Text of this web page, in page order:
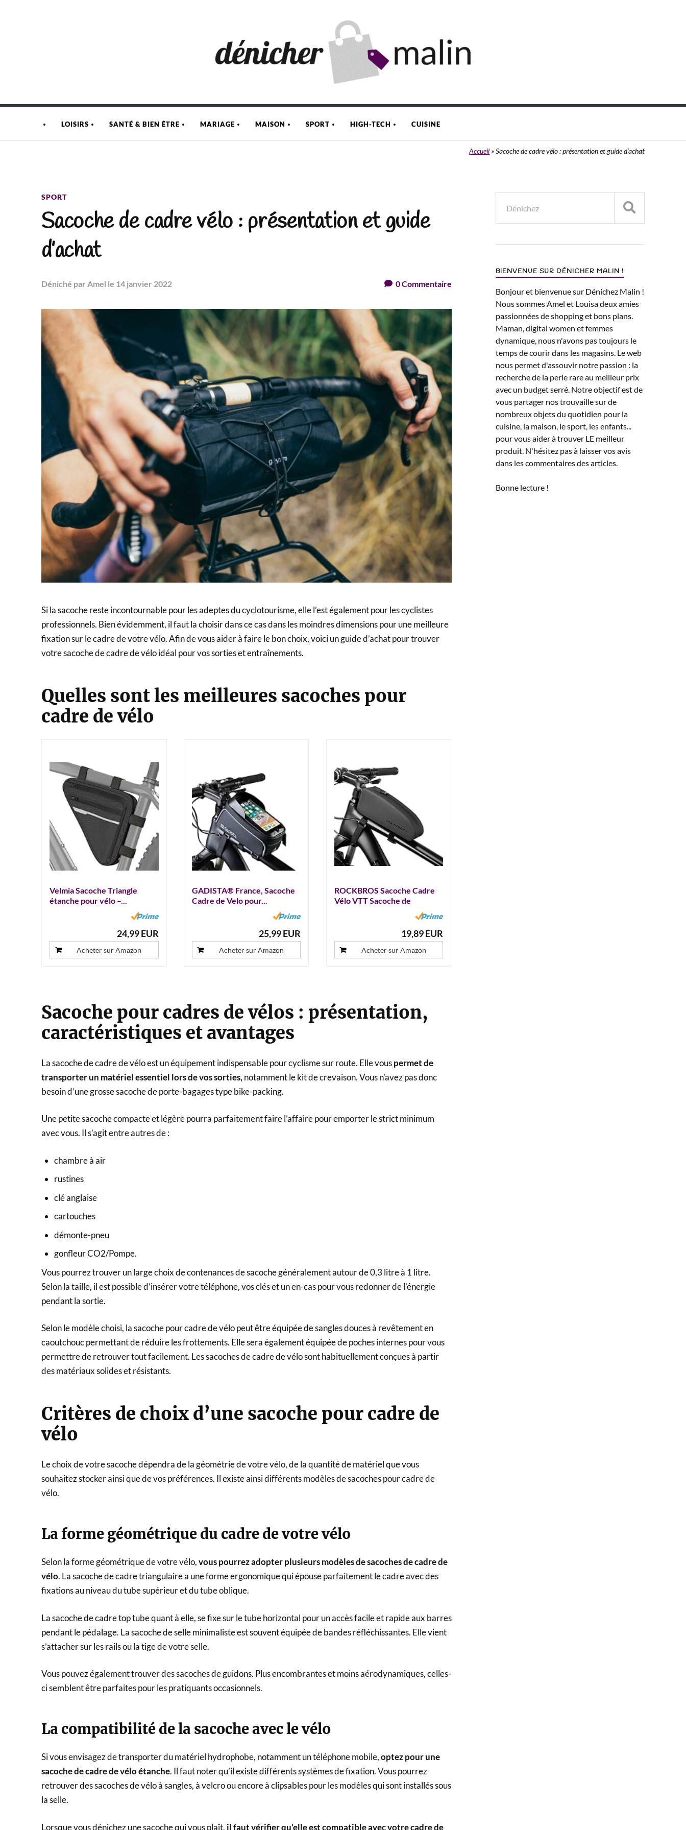
LOISIRS SANTÉ & BIEN ÊTRE MARIAGE MAISON SPORT HIGH-TECH CUISINE
Accueil »Sacoche de cadre vélo : présentation et guide d’achat
SPORT
Sacoche de cadre vélo : présentation et guide
d’achat
Déniché par Amel le 14 janvier 2022 0Commentaire
Si la sacoche reste incontournable pour les adeptes du cyclotourisme, elle l’est également pour les cyclistes
professionnels. Bien évidemment, il faut la choisir dans ce cas dans les moindres dimensions pour une meilleure
fixation sur le cadre de votre vélo. Afin de vous aider à faire le bon choix, voici un guide d’achat pour trouver
votre sacoche de cadre de vélo idéal pour vos sorties et entraînements.
Quelles sont les meilleures sacoches pour
cadre de vélo
Velmia Sacoche Triangle
étanche pour vélo –...
24,99 EUR
Acheter sur Amazon
GADISTA® France, Sacoche
Cadre de Velo pour...
25,99 EUR
Acheter sur Amazon
ROCKBROS Sacoche Cadre
Vélo VTT Sacoche de
19,89 EUR
Acheter sur Amazon
Sacoche pour cadres de vélos : présentation,
caractéristiques et avantages
La sacoche de cadre de vélo est un équipement indispensable pour cyclisme sur route. Elle vouspermet de
transporter un matériel essentiel lors de vos sorties, notamment le kit de crevaison. Vous n’avez pas donc
besoin d’une grosse sacoche de porte-bagages type bike-packing.
Une petite sacoche compacte et légère pourra parfaitement faire l’affaire pour emporter le strict minimum
avec vous. Il s’agit entre autres de :
chambre à air
rustines
clé anglaise
cartouches
démonte-pneu
gonfleur CO2/Pompe.
Vous pourrez trouver un large choix de contenances de sacoche généralement autour de 0,3 litre à 1 litre.
Selon la taille, il est possible d’insérer votre téléphone, vos clés et un en-cas pour vous redonner de l’énergie
pendant la sortie.
Selon le modèle choisi, la sacoche pour cadre de vélo peut être équipée de sangles douces à revêtement en
caoutchouc permettant de réduire les frottements. Elle sera également équipée de poches internes pour vous
permettre de retrouver tout facilement. Les sacoches de cadre de vélo sont habituellement conçues à partir
des matériaux solides et résistants.
Critères de choix d’une sacoche pour cadre de
vélo
Le choix de votre sacoche dépendra de la géométrie de votre vélo, de la quantité de matériel que vous
souhaitez stocker ainsi que de vos préférences. Il existe ainsi différents modèles de sacoches pour cadre de
vélo.
La forme géométrique du cadre de votre vélo
Selon la forme géométrique de votre vélo,vous pourrez adopter plusieurs modèles de sacoches de cadre de
vélo. La sacoche de cadre triangulaire a une forme ergonomique qui épouse parfaitement le cadre avec des
fixations au niveau du tube supérieur et du tube oblique.
La sacoche de cadre top tube quant à elle, se fixe sur le tube horizontal pour un accès facile et rapide aux barres
pendant le pédalage. La sacoche de selle minimaliste est souvent équipée de bandes réfléchissantes. Elle vient
s’attacher sur les rails ou la tige de votre selle.
Vous pouvez également trouver des sacoches de guidons. Plus encombrantes et moins aérodynamiques, celles-
ci semblent être parfaites pour les pratiquants occasionnels.
La compatibilité de la sacoche avec le vélo
Si vous envisagez de transporter du matériel hydrophobe, notamment un téléphone mobile,optez pour une
sacoche de cadre de vélo étanche. Il faut noter qu’il existe différents systèmes de fixation. Vous pourrez
retrouver des sacoches de vélo à sangles, à velcro ou encore à clipsables pour les modèles qui sont installés sous
la selle.
Lorsque vous dénichez une sacoche qui vous plaît, il faut vérifier qu’elle est compatible avec votre cadre de
BIENVENUE SUR DÉNICHER MALIN !
Bonjour et bienvenue sur Dénichez Malin !
Nous sommes Amel et Louisa deux amies
passionnées de shopping et bons plans.
Maman, digital women et femmes
dynamique, nous n'avons pas toujours le
temps de courir dans les magasins. Le web
nous permet d'assouvir notre passion : la
recherche de la perle rare au meilleur prix
avec un budget serré. Notre objectif est de
vous partager nos trouvaille sur de
nombreux objets du quotidien pour la
cuisine, la maison, le sport, les enfants...
pour vous aider à trouver LE meilleur
produit. N'hésitez pas à laisser vos avis
dans les commentaires des articles.
Bonne lecture !